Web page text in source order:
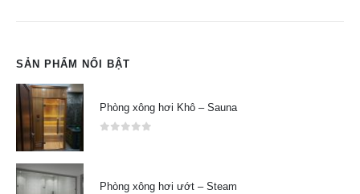
SẢN PHẨM NỔI BẬT
Phòng xông hơi Khô – Sauna
Phòng xông hơi ướt – Steam